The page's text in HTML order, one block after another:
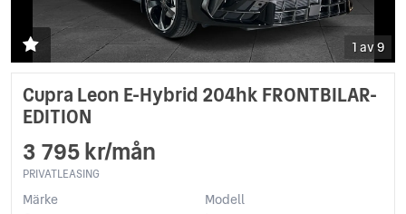
1 av 9
Cupra Leon E-Hybrid 204hk FRONTBILAR-
EDITION
3 795 kr/mån
PRIVATLEASING
Märke Modell